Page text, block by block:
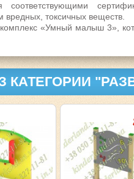
соответствующими
вредных, токсичных веществ.
«Умный малыш 3»,
КАТЕГОРИИ